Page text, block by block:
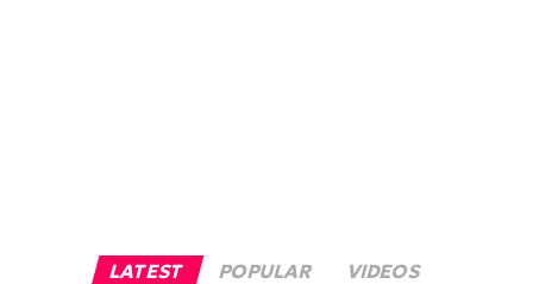
LATEST POPULAR VIDEOS